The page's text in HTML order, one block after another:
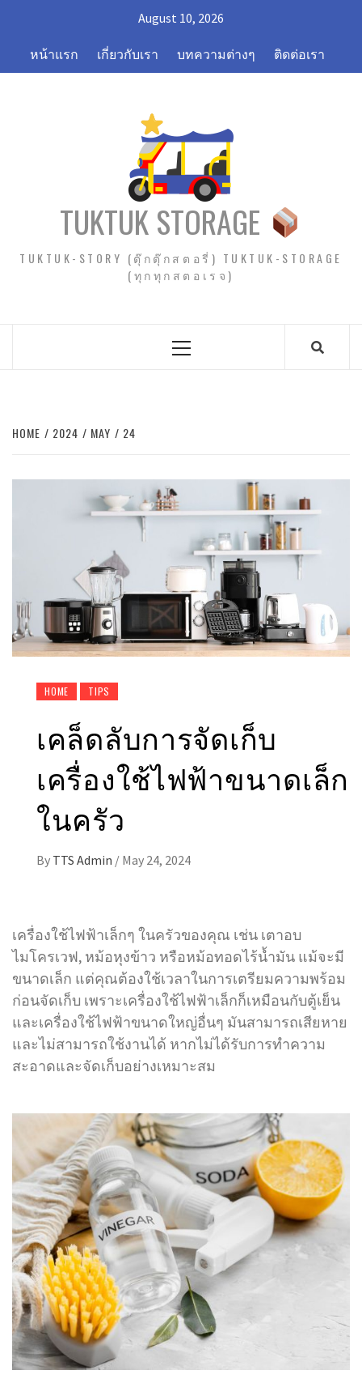
content
August 10, 2026
หน้าแรก เกี่ยวกับเรา บทความต่างๆ ติดต่อเรา
TUKTUK STORAGE
TUKTUK-STORY (ตุ๊กตุ๊กสตอรี่) TUKTUK-STORAGE
(ทุกทุกสตอเรจ)
Primary
HOME 2024 MAY 24
HOME TIPS
เคล็ดลับการจัดเก็บ
เครื่องใช้ไฟฟ้าขนาดเล็ก
ในครัว
By TTS Admin / May 24, 2024
เครื่องใช้ไฟฟ้าเล็กๆ ในครัวของคุณ เช่น เตาอบ
ไมโครเวฟ, หม้อหุงข้าว หรือหม้อทอดไร้น้ำมัน แม้จะมี
ขนาดเล็ก แต่คุณต้องใช้เวลาในการเตรียมความพร้อม
ก่อนจัดเก็บ เพราะเครื่องใช้ไฟฟ้าเล็กก็เหมือนกับตู้เย็น
และเครื่องใช้ไฟฟ้าขนาดใหญ่อื่นๆ มันสามารถเสียหาย
และไม่สามารถใช้งานได้ หากไม่ได้รับการทำความ
สะอาดและจัดเก็บอย่างเหมาะสม